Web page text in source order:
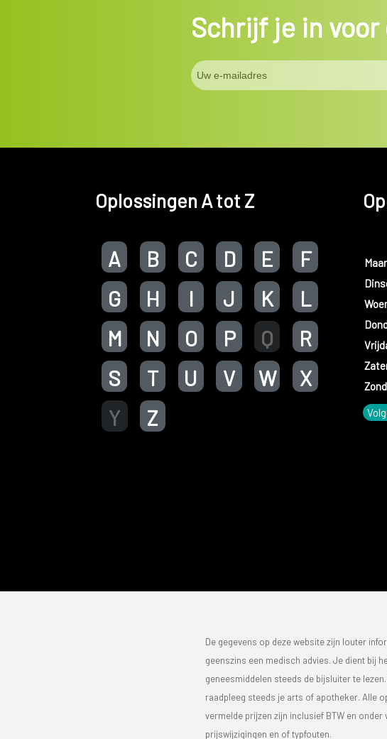
Schrijf je in
Oplossingen A tot Z
A B C D E
F
G
H I J K
L
M
N O P Q
R
S
T U V W
X
Y
Z
De gegevens op deze website zijn louter
geenszins een medisch advies. Je dient bij
geneesmiddelen steeds de bijsluiter te
raadpleeg steeds je arts of apotheker. Alle
vermelde prijzen zijn inclusief BTW en onder
prijswijzigingen en of typfouten.